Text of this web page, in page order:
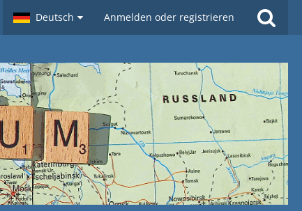
Deutsch Anmelden oder registrieren